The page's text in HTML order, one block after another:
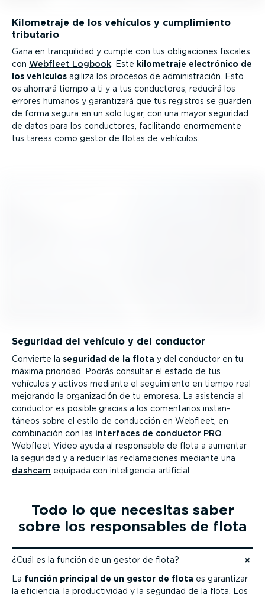
Kilometraje de los vehículos y cumpli­miento
tributario
Gana en tranqui­lidad y cumple con tus obliga­ciones fiscales
con Webfleet Logbook. Este kilometraje electrónico de
los vehículos agiliza los procesos de adminis­tración. Esto
os ahorrará tiempo a ti y a tus conductores, reducirá los
errores humanos y garantizará que tus registros se guarden
de forma segura en un solo lugar, con una mayor seguridad
de datos para los conductores, facilitando enormemente
tus tareas como gestor de flotas de vehículos.
Seguridad del vehículo y del conductor
Convierte la seguridad de la flota y del conductor en tu
máxima prioridad. Podrás consultar el estado de tus
vehículos y activos mediante el seguimiento en tiempo real
mejorando la organi­zación de tu empresa. La asistencia al
conductor es posible gracias a los comentarios instan­
táneos sobre el estilo de conducción en Webfleet, en
combinación con las interfaces de conductor PRO
Webfleet Video ayuda al responsable de flota a aumentar
la seguridad y a reducir las recla­ma­ciones mediante una
dashcam equipada con inteli­gencia artificial.
Todo lo que necesitas saber
sobre los respon­sables de flota
¿Cuál es la función de un gestor de flota?
Ir al contenido
La función principal de un gestor de flota es garantizar
la eficiencia, la produc­ti­vidad y la seguridad de la flota. Los